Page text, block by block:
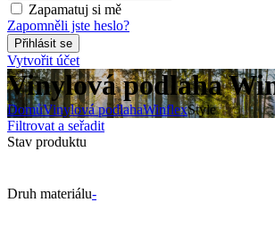
Zapamatuj si mě
Zapomněli jste heslo?
Vytvořit účet
Vinylová podlaha
DomůVinylová podlahaWinflexStyle
Filtrovat a seřadit
Stav produktu
Druh materiálu-